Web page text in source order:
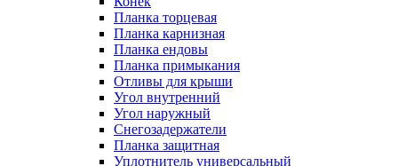
Планка торцевая
Планка карнизная
Планка ендовы
Планка примыкания
Отливы для крыши
Угол внутренний
Угол наружный
Снегозадержатели
Планка защитная
Уплотнитель универсальный